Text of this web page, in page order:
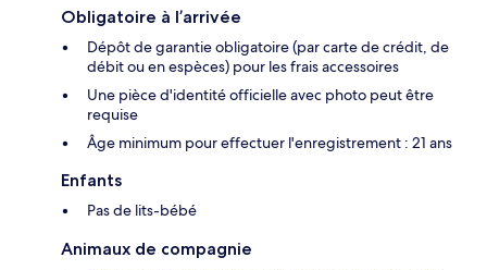
Obligatoire à l’arrivée
Dépôt de garantie obligatoire (par carte de crédit, de
débit ou en espèces) pour les frais accessoires
Une pièce d'identité officielle avec photo peut être
requise
Âge minimum pour effectuer l'enregistrement : 21 ans
Enfants
Pas de lits-bébé
Animaux de compagnie